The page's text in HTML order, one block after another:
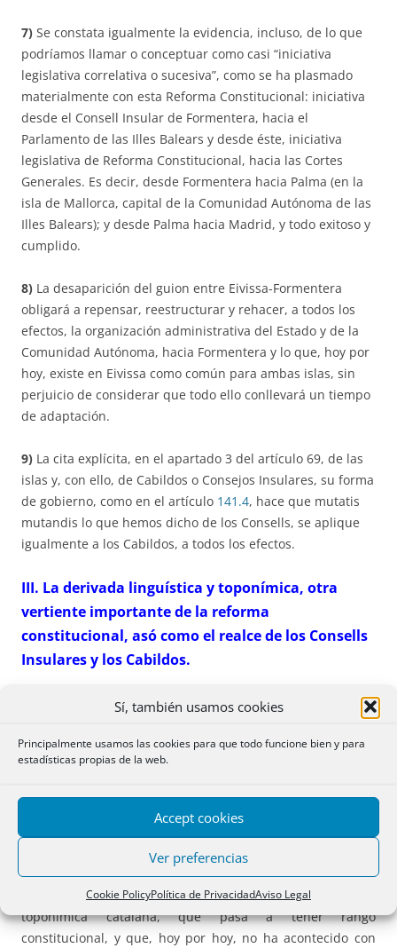
Sí, también usamos cookies
Principalmente usamos las cookies para que todo funcione bien y para
estadísticas propias de la web.
Accept cookies
Ver preferencias
Cookie PolicyPolítica de PrivacidadAviso Legal
7) Se constata igualmente la evidencia, incluso, de lo que
podríamos llamar o conceptuar como casi “iniciativa
legislativa correlativa o sucesiva”, como se ha plasmado
materialmente con esta Reforma Constitucional: iniciativa
desde el Consell Insular de Formentera, hacia el
Parlamento de las Illes Balears y desde éste, iniciativa
legislativa de Reforma Constitucional, hacia las Cortes
Generales. Es decir, desde Formentera hacia Palma (en la
isla de Mallorca, capital de la Comunidad Autónoma de las
Illes Balears); y desde Palma hacia Madrid, y todo exitoso y
cumplido.
8) La desaparición del guion entre Eivissa-Formentera
obligará a repensar, reestructurar y rehacer, a todos los
efectos, la organización administrativa del Estado y de la
Comunidad Autónoma, hacia Formentera y lo que, hoy por
hoy, existe en Eivissa como común para ambas islas, sin
perjuicio de considerar que todo ello conllevará un tiempo
de adaptación.
9) La cita explícita, en el apartado 3 del artículo 69, de las
islas y, con ello, de Cabildos o Consejos Insulares, su forma
de gobierno, como en el artículo 141.4, hace que mutatis
mutandis lo que hemos dicho de los Consells, se aplique
igualmente a los Cabildos, a todos los efectos.
III. La derivada linguística y toponímica, otra
vertiente importante de la reforma
constitucional, asó como el realce de los Consells
Insulares y los Cabildos.
En cuanto a la cuestión lingüística y toponímica, la
relevante en la totalidad del Derecho español porque
reconoce el nombre oficial de la Comunidad Autónoma -
a todos los efectos y en todos los órdenes, sin excepción de
ningún tipo a la hora de su cita y uso por todos los poderes
públicos del Estado, en España y en el extranjero, de tal
modo que estamos ante una conquista irrefutable, un
avance absoluto en el ámbito de uso oficial de la forma
toponímica catalana, que pasa a tener rango
constitucional, y que, hoy por hoy, no ha acontecido con